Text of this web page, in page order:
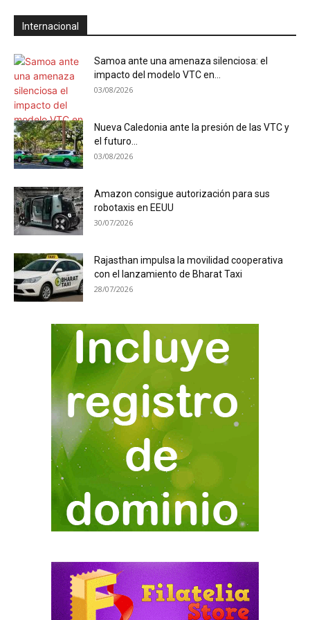
Internacional
Samoa ante una amenaza silenciosa: el
impacto del modelo VTC en...
03/08/2026
Nueva Caledonia ante la presión de las VTC y
el futuro...
03/08/2026
Amazon consigue autorización para sus
robotaxis en EEUU
30/07/2026
Rajasthan impulsa la movilidad cooperativa
con el lanzamiento de Bharat Taxi
28/07/2026